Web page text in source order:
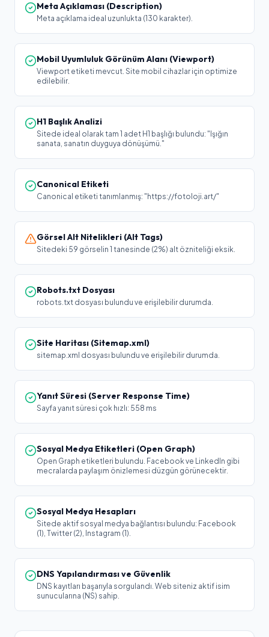
Meta Açıklaması (Description)
Meta açıklama ideal uzunlukta (130 karakter).
Mobil Uyumluluk Görünüm Alanı (Viewport)
Viewport etiketi mevcut. Site mobil cihazlar için optimize
edilebilir.
H1 Başlık Analizi
Sitede ideal olarak tam 1 adet H1 başlığı bulundu: "Işığın
sanata, sanatın duyguya dönüşümü."
Canonical Etiketi
Canonical etiketi tanımlanmış: "https://fotoloji.art/"
Görsel Alt Nitelikleri (Alt Tags)
Sitedeki 59 görselin 1 tanesinde (2%) alt özniteliği eksik.
Robots.txt Dosyası
robots.txt dosyası bulundu ve erişilebilir durumda.
Site Haritası (Sitemap.xml)
sitemap.xml dosyası bulundu ve erişilebilir durumda.
Yanıt Süresi (Server Response Time)
Sayfa yanıt süresi çok hızlı: 558 ms
Sosyal Medya Etiketleri (Open Graph)
Open Graph etiketleri bulundu. Facebook ve LinkedIn gibi
mecralarda paylaşım önizlemesi düzgün görünecektir.
Sosyal Medya Hesapları
Sitede aktif sosyal medya bağlantısı bulundu: Facebook
(1), Twitter (2), Instagram (1).
DNS Yapılandırması ve Güvenlik
DNS kayıtları başarıyla sorgulandı. Web siteniz aktif isim
sunucularına (NS) sahip.